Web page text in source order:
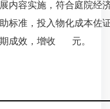
内容实施，符合庭院经
助标准，投入物化成
期成效，增收 元。